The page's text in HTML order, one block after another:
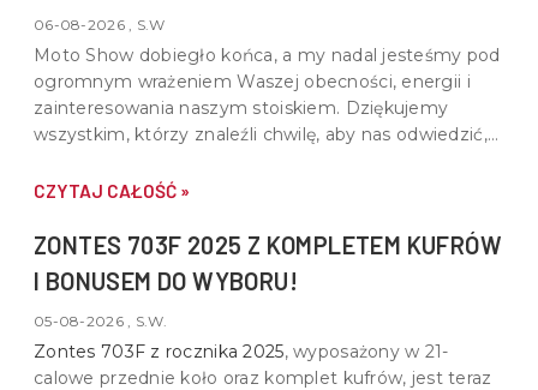
06-08-2026 , S.W
Moto Show dobiegło końca, a my nadal jesteśmy pod
ogromnym wrażeniem Waszej obecności, energii i
zainteresowania naszym stoiskiem. Dziękujemy
wszystkim, którzy znaleźli chwilę, aby nas odwiedzić,
do motoryzacji.
CZYTAJ CAŁOŚĆ »
ZONTES 703F 2025 Z KOMPLETEM KUFRÓW
I BONUSEM DO WYBORU!
05-08-2026 , S.W.
Zontes 703F z rocznika 2025, wyposażony w 21-
calowe przednie koło oraz komplet kufrów, jest teraz